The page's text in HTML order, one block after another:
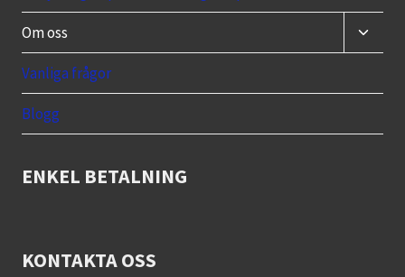
Om oss
Toggle
child
Vanliga frågor
Blogg
ENKEL BETALNING
KONTAKTA OSS